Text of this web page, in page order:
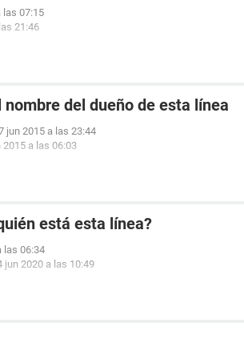
las 07:15
21:46
nombre del dueño de esta línea
jun 2015 a las 23:44
2015 a las 06:03
está esta línea?
las 06:34
jun 2020 a las 10:49